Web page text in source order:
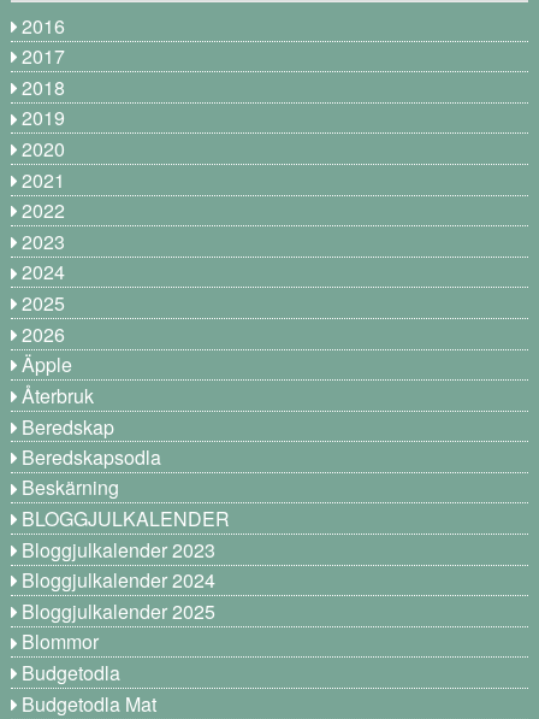
2016
2017
2018
2019
2020
2021
2022
2023
2024
2025
2026
Äpple
Återbruk
Beredskap
Beredskapsodla
Beskärning
BLOGGJULKALENDER
Bloggjulkalender 2023
Bloggjulkalender 2024
Bloggjulkalender 2025
Blommor
Budgetodla
Budgetodla Mat